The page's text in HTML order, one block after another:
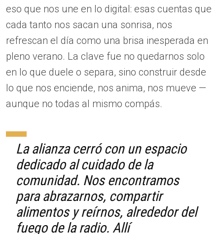
eso que nos une en lo digital: esas cuentas que
cada tanto nos sacan una sonrisa, nos
refrescan el día como una brisa inesperada en
pleno verano. La clave fue no quedarnos solo
en lo que duele o separa, sino construir desde
lo que nos enciende, nos anima, nos mueve —
aunque no todas al mismo compás.
La alianza cerró con un espacio
dedicado al cuidado de la
comunidad. Nos encontramos
para abrazarnos, compartir
alimentos y reírnos, alrededor del
fuego de la radio. Allí